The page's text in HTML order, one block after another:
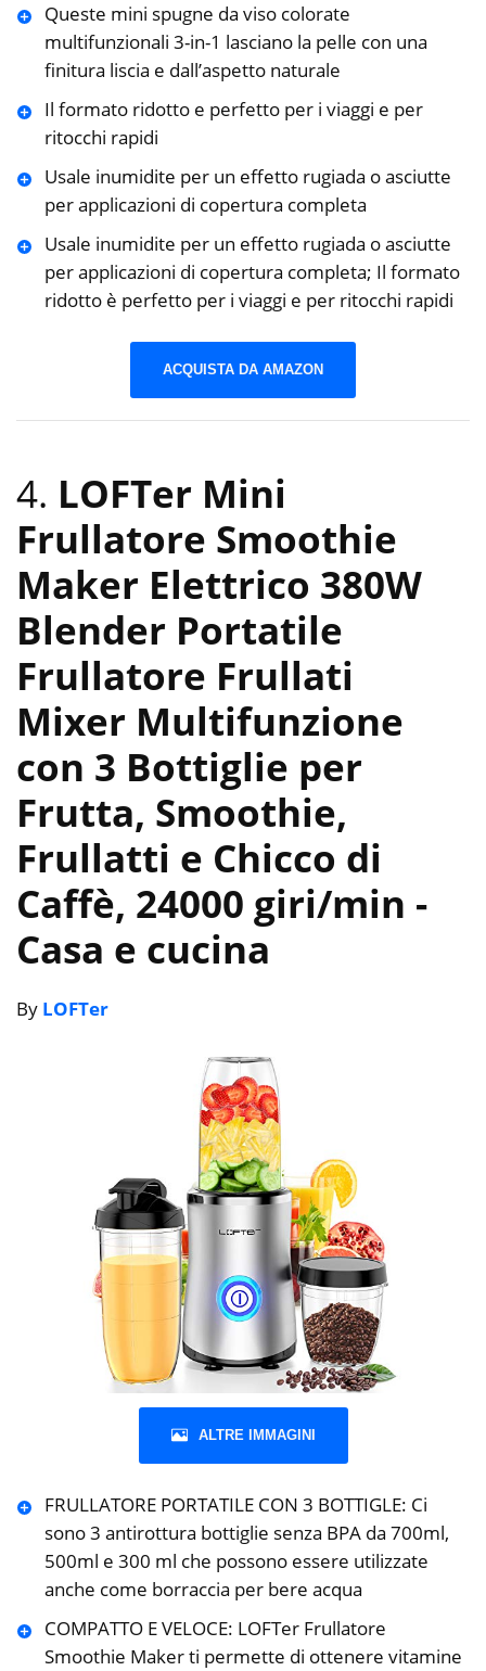
Queste mini spugne da viso colorate
multifunzionali 3-in-1 lasciano la pelle con una
finitura liscia e dall’aspetto naturale
Il formato ridotto e perfetto per i viaggi e per
ritocchi rapidi
Usale inumidite per un effetto rugiada o asciutte
per applicazioni di copertura completa
Usale inumidite per un effetto rugiada o asciutte
per applicazioni di copertura completa; Il formato
ridotto è perfetto per i viaggi e per ritocchi rapidi
ACQUISTA DA AMAZON
4. LOFTer Mini
Frullatore Smoothie
Maker Elettrico 380W
Blender Portatile
Frullatore Frullati
Mixer Multifunzione
con 3 Bottiglie per
Frutta, Smoothie,
Frullatti e Chicco di
Caffè, 24000 giri/min -
Casa e cucina
By LOFTer
ALTRE IMMAGINI
FRULLATORE PORTATILE CON 3 BOTTIGLE: Ci
sono 3 antirottura bottiglie senza BPA da 700ml,
500ml e 300 ml che possono essere utilizzate
anche come borraccia per bere acqua
COMPATTO E VELOCE: LOFTer Frullatore
Smoothie Maker ti permette di ottenere vitamine